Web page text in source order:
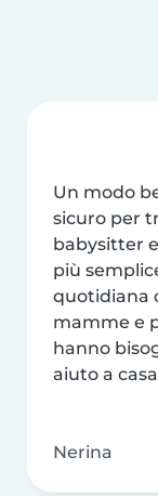
Un modo
sicuro per
babysitter
più
quotidiana
mamme e
hanno
aiuto a
Nerina